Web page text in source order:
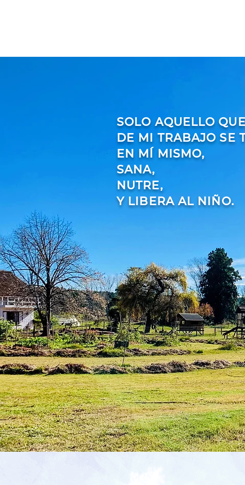
SOLO AQUELLO
DE MI TRABAJO SE
EN MÍ MISMO,
SANA,
NUTRE,
Y LIBERA AL NIÑO.